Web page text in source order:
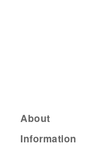
About
Information